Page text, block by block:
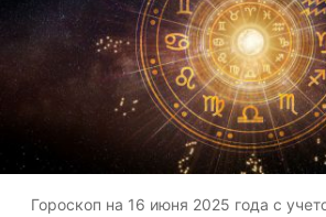
Гороскоп на 16 июня 2025 года с